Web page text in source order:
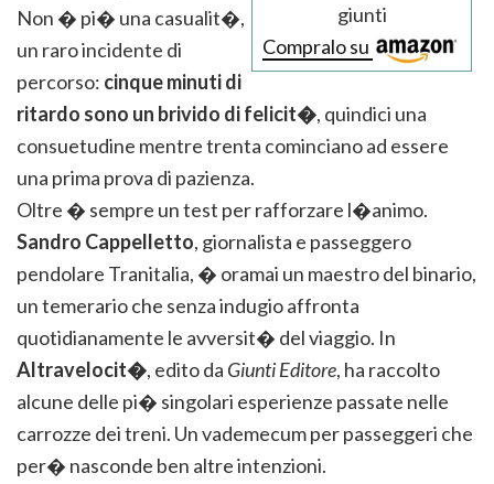
giunti
Compralo su
Non � pi� una casualit�,
un raro incidente di
percorso: cinque minuti di
ritardo sono un brivido di felicit�, quindici una
consuetudine mentre trenta cominciano ad essere
una prima prova di pazienza.
Oltre � sempre un test per rafforzare l�animo.
Sandro Cappelletto, giornalista e passeggero
pendolare Tranitalia, � oramai un maestro del binario,
un temerario che senza indugio affronta
quotidianamente le avversit� del viaggio. In
Altravelocit�, edito da Giunti Editore, ha raccolto
alcune delle pi� singolari esperienze passate nelle
carrozze dei treni. Un vademecum per passeggeri che
per� nasconde ben altre intenzioni.